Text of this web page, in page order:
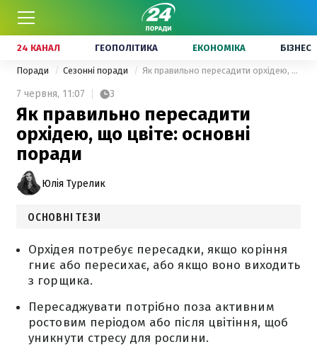
24 КАНАЛ ГЕОПОЛІТИКА ЕКОНОМІКА БІЗНЕС
Поради Сезонні поради Як правильно пересадити орхідею, що цвіте: основні поради
7 червня, 11:07 3
Як правильно пересадити
орхідею, що цвіте: основні
поради
Юлія Турелик
ОСНОВНІ ТЕЗИ
Орхідея потребує пересадки, якщо коріння
гниє або пересихає, або якщо воно виходить
з горщика.
Пересаджувати потрібно поза активним
ростовим періодом або після цвітіння, щоб
уникнути стресу для рослини.